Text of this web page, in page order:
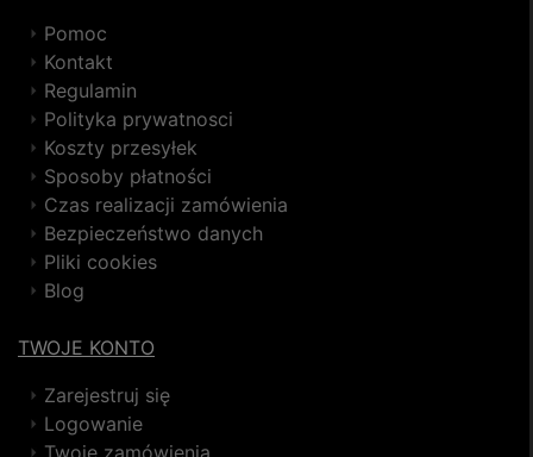
Pomoc
Kontakt
Regulamin
Polityka prywatnosci
Koszty przesyłek
Sposoby płatności
Czas realizacji zamówienia
Bezpieczeństwo danych
Pliki cookies
Blog
TWOJE KONTO
Zarejestruj się
Logowanie
Twoje zamówienia